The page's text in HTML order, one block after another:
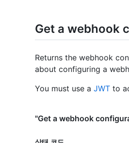
Get a webhook
Returns the webhook
about configuring a
You must use a JWT to
"Get a webhook